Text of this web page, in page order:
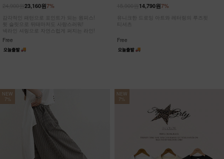
7%
23,160원
감각적인 패턴으로 포인트가 되는 원피스!
뒷 슬릿으로 뒤태마저도 사랑스러워!
넥라인 셔링으로 자연스럽게 퍼지는 라인!
Free
7%
14,790원
유니크한 드로잉 아트와 레터링의 루즈핏
티셔츠
Free
NEW
7%
NEW
7%